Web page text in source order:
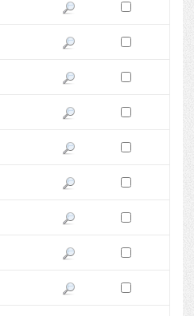
Pokaż podgląd wersji z dnia
Zaznacz wersję do
Pokaż podgląd wersji z dnia
Zaznacz wersję do
Pokaż podgląd wersji z dnia
Zaznacz wersję do
Pokaż podgląd wersji z dnia
Zaznacz wersję do
Pokaż podgląd wersji z dnia
Zaznacz wersję do
Pokaż podgląd wersji z dnia
Zaznacz wersję do
Pokaż podgląd wersji z dnia
Zaznacz wersję do
Pokaż podgląd wersji z dnia
Zaznacz wersję do
Pokaż podgląd wersji z dnia
Zaznacz wersję do